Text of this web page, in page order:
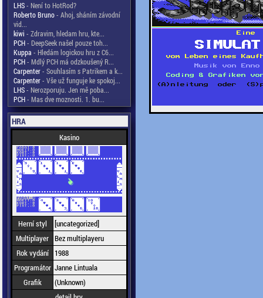
LHS- Není to HotRod?
Roberto Bruno- Ahoj, sháním závodní
vid...
kiwi - Zdravim, hledam hru, kte...
PCH- DeepSeek našel pouze toh...
Kuppa - Hledám logickou hru z C6...
PCH- Mdlý PCH má odzkoušený R...
Carpenter- Souhlasím s Patrikem a k...
Carpenter- Vše už funguje ke spokoj...
LHS- Nerozporuju. Jen mě poba...
PCH- Mas dve moznosti. 1. bu...
HRA
Kasino
Herní styl
[uncategorized]
Multiplayer Bez multiplayeru
Rok vydání
1988
Programátor Janne Lintuala
Grafik
(Unknown)